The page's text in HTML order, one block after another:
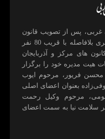
غربی، پس از تصويب قانون
كيفيت اخذ پروانه وكالت دادگستری بلافاصله با قريب 80 نفر
های مركز و آذربايجان
اولين انتخابات هيت مديره خود را برگزار
محسن فريور، مرحوم ايوب
بعنوان اعضای اصلی
مرحوم وکیل رحمت
سلامت نيا به سمت اعضای